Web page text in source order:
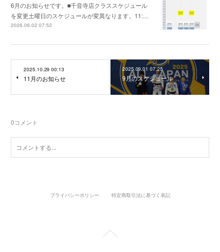
6月のお知らせです。■千音寺店クラススケジュール
を変更土曜日のスケジュールが変異なります。11:…
2026.06.02 07:52
2025.10.29 00:13
11月のお知らせ
2025.09.01 07:25
9月のスケジュール
0コメント
プライバシーポリシー 特定商取引法に基づく表記